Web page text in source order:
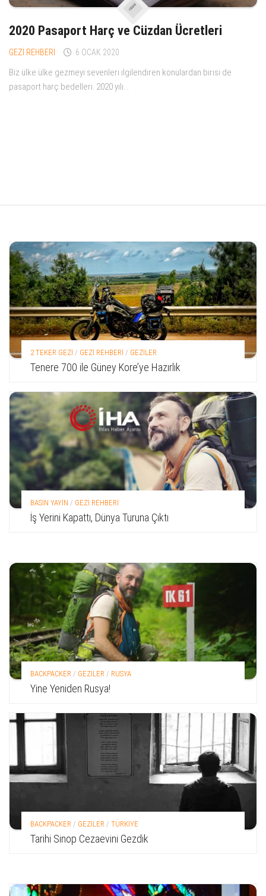
2020 Pasaport Harç ve Cüzdan Ücretleri
GEZİ REHBERİ 6 OCAK 2020
Biz ülke ülke gezmeyi sevenleri ilgilendiren konulardan birisi de
pasaport harç bedelleri. 2020 yılı...
2 TEKER GEZİ / GEZİ REHBERİ / GEZİLER
Tenere 700 ile Güney Kore’ye Hazırlık
BASIN YAYIN / GEZİ REHBERİ
İş Yerini Kapattı, Dünya Turuna Çıktı
BACKPACKER / GEZİLER / RUSYA
Yine Yeniden Rusya!
BACKPACKER / GEZİLER / TÜRKİYE
Tarihi Sinop Cezaevini Gezdik